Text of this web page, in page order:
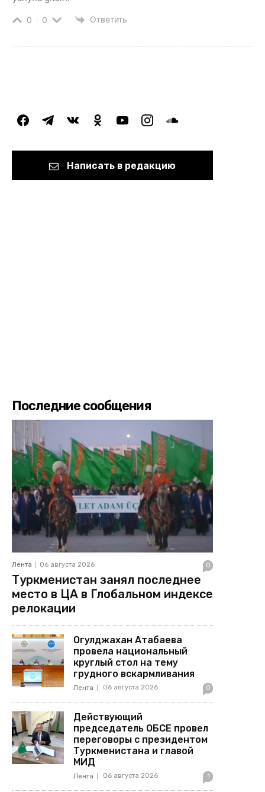
0 0 Ответить
facebooktelegramvkontakteodnoklassniki
youtubeinstagramsoundcloud
Написать в редакцию
Последние сообщения
Лента 06 августа 2026 0
Туркменистан занял последнее
место в ЦА в Глобальном индексе
релокации
Огулджахан Атабаева
провела национальный
круглый стол на тему
грудного вскармливания
Лента 06 августа 2026 0
Действующий
председатель ОБСЕ провел
переговоры с президентом
Туркменистана и главой
МИД
Лента 06 августа 2026 1